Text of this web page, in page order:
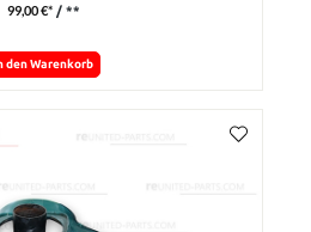
99,00 €* / **
den Warenkorb